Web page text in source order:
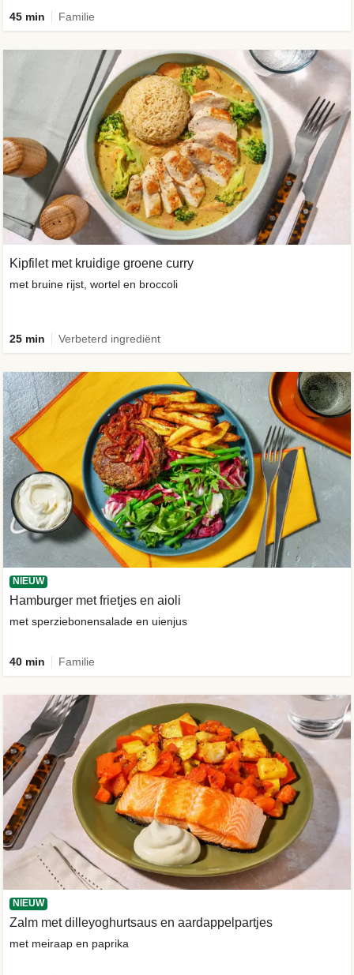
45 min Familie
Kipfilet met kruidige groene curry
met bruine rijst, wortel en broccoli
25 min Verbeterd ingrediënt
NIEUW
Hamburger met frietjes en aioli
met sperziebonensalade en uienjus
40 min Familie
NIEUW
Zalm met dilleyoghurtsaus en aardappelpartjes
met meiraap en paprika